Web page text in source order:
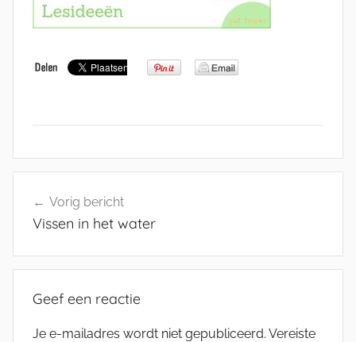
navigatie
Vorig bericht
Vissen in het water
Geef een reactie
Je e-mailadres wordt niet gepubliceerd. Vereiste